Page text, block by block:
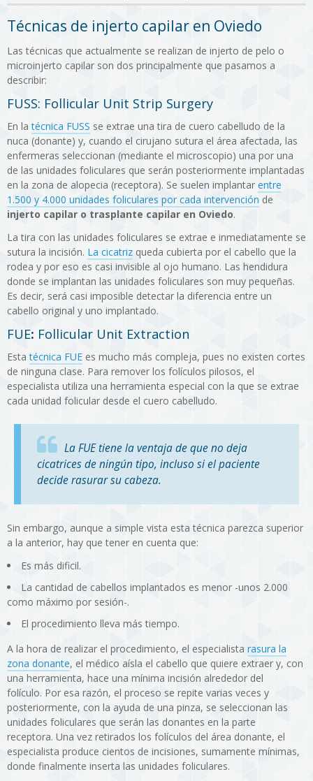
Técnicas de injerto capilar en Oviedo
Las técnicas que actualmente se realizan de injerto de pelo o
microinjerto capilar son dos principalmente que pasamos a
describir:
FUSS: Follicular Unit Strip Surgery
En latécnica FUSS se extrae una tira de cuero cabelludo de la
nuca (donante) y, cuando el cirujano sutura el área afectada, las
enfermeras seleccionan (mediante el microscopio) una por una
de las unidades foliculares que serán posteriormente implantadas
en la zona de alopecia (receptora). Se suelen implantar entre
1.500 y 4.000 unidades foliculares por cada intervención de
injerto capilar o trasplante capilar en Oviedo.
La tira con las unidades foliculares se extrae e inmediatamente se
sutura la incisión. La cicatriz queda cubierta por el cabello que la
rodea y por eso es casi invisible al ojo humano. Las hendidura
donde se implantan las unidades foliculares son muy pequeñas.
Es decir, será casi imposible detectar la diferencia entre un
cabello original y uno implantado.
FUE: Follicular Unit Extraction
Estatécnica FUE es mucho más compleja, pues no existen cortes
de ninguna clase. Para remover los folículos pilosos, el
especialista utiliza una herramienta especial con la que se extrae
cada unidad folicular desde el cuero cabelludo.
La FUE tiene la ventaja de que no deja
cicatrices de ningún tipo, incluso si el paciente
decide rasurar su cabeza.
Sin embargo, aunque a simple vista esta técnica parezca superior
a la anterior, hay que tener en cuenta que:
Es más dificil.
La cantidad de cabellos implantados es menor -unos 2.000
como máximo por sesión-.
El procedimiento lleva más tiempo.
A la hora de realizar el procedimiento, el especialista rasura la
zona donante, el médico aísla el cabello que quiere extraer y, con
una herramienta, hace una mínima incisión alrededor del
folículo. Por esa razón, el proceso se repite varias veces y
posteriormente, con la ayuda de una pinza, se seleccionan las
unidades foliculares que serán las donantes en la parte
receptora. Una vez retirados los folículos del área donante, el
especialista produce cientos de incisiones, sumamente mínimas,
donde finalmente inserta las unidades foliculares.